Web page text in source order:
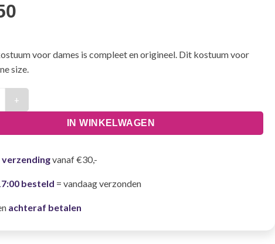
voor dames is compleet en origineel. Dit kostuum voor
size.
IN WINKELWAGEN
vanaf €30,-
besteld = vandaag verzonden
achteraf betalen